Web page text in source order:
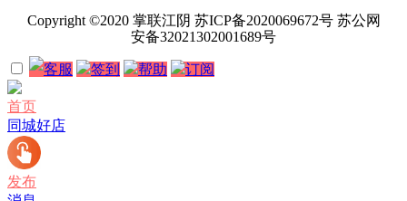
Copyright ©2020 掌联江阴 苏ICP备2020069672号 苏公网
安备32021302001689号
客服 签到 帮助 订阅
首页
同城好店
发布